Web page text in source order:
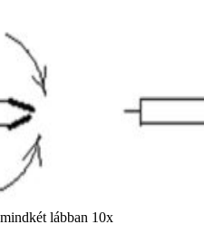
lábban 10x